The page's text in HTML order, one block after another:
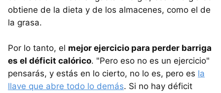
obtiene de la dieta y de los almacenes, como el de
la grasa.
Por lo tanto, el mejor ejercicio para perder barriga
es el déficit calórico. "Pero eso no es un ejercicio"
pensarás, y estás en lo cierto, no lo es, pero es la
llave que abre todo lo demás. Si no hay déficit